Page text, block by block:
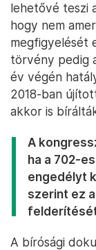
lehetővé teszi
hogy nem
megfigyelését
törvény pedig
év végén
2018-ban
akkor is
A
ha a 702-
engedélyt
szerint ez
A bírósági